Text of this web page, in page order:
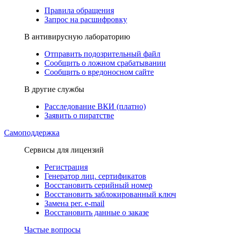
Правила обращения
Запрос на расшифровку
В антивирусную лабораторию
Отправить подозрительный файл
Сообщить о ложном срабатывании
Сообщить о вредоносном сайте
В другие службы
Расследование ВКИ (платно)
Заявить о пиратстве
Самоподдержка
Сервисы для лицензий
Регистрация
Генератор лиц. сертификатов
Восстановить серийный номер
Восстановить заблокированный ключ
Замена рег. e-mail
Восстановить данные о заказе
Частые вопросы